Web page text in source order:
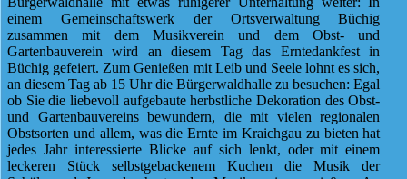
einem Gemeinschaftswerk der Ortsverwaltung Büchig
zusammen mit dem Musikverein und dem Obst- und
Gartenbauverein wird an diesem Tag das Erntedankfest in
Büchig gefeiert. Zum Genießen mit Leib und Seele lohnt es sich,
an diesem Tag ab 15 Uhr die Bürgerwaldhalle zu besuchen: Egal
ob Sie die liebevoll aufgebaute herbstliche Dekoration des Obst-
und Gartenbauvereins bewundern, die mit vielen regionalen
Obstsorten und allem, was die Ernte im Kraichgau zu bieten hat
jedes Jahr interessierte Blicke auf sich lenkt, oder mit einem
leckeren Stück selbstgebackenem Kuchen die Musik der